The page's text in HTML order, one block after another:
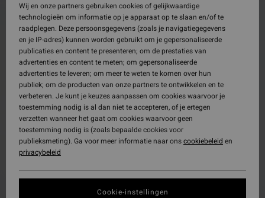
Wij en onze partners gebruiken cookies of gelijkwaardige
technologieën om informatie op je apparaat op te slaan en/of te
raadplegen. Deze persoonsgegevens (zoals je navigatiegegevens
en je IP-adres) kunnen worden gebruikt om je gepersonaliseerde
publicaties en content te presenteren; om de prestaties van
advertenties en content te meten; om gepersonaliseerde
advertenties te leveren; om meer te weten te komen over hun
publiek; om de producten van onze partners te ontwikkelen en te
verbeteren. Je kunt je keuzes aanpassen om cookies waarvoor je
toestemming nodig is al dan niet te accepteren, of je ertegen
verzetten wanneer het gaat om cookies waarvoor geen
toestemming nodig is (zoals bepaalde cookies voor
publieksmeting). Ga voor meer informatie naar onscookiebeleid en
privacybeleid
Cookie-instellingen